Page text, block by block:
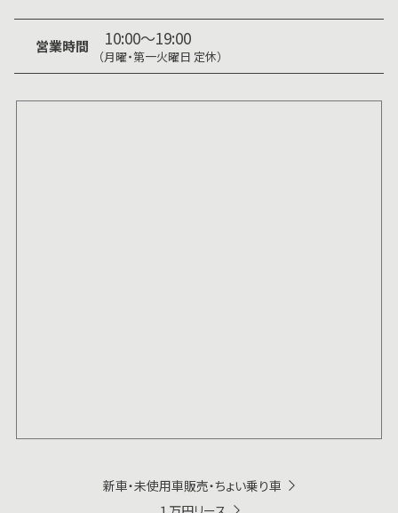
営業時間 10:00～19:00
（月曜・第一火曜日 定休）
新車・未使用車販売・ちょい乗り車